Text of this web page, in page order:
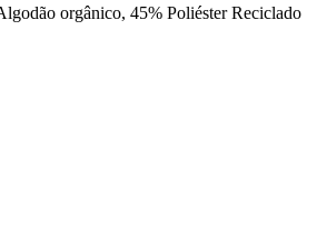
orgânico, 45% Poliéster Reciclado